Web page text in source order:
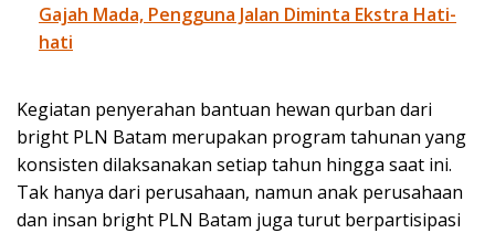
Gajah Mada, Pengguna Jalan Diminta Ekstra Hati-
hati
Kegiatan penyerahan bantuan hewan qurban dari
bright PLN Batam merupakan program tahunan yang
konsisten dilaksanakan setiap tahun hingga saat ini.
Tak hanya dari perusahaan, namun anak perusahaan
dan insan bright PLN Batam juga turut berpartisipasi